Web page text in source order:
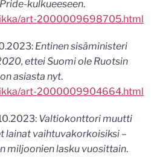
kulkueeseen.
art-2000009698705.html
Entinen sisäministeri
ettei Suomi ole Ruotsin
asiasta nyt.
art-2000009904664.html
Valtiokonttori muutti
lainat vaihtuvakorkoisiksi –
miljoonien lasku vuosittain.